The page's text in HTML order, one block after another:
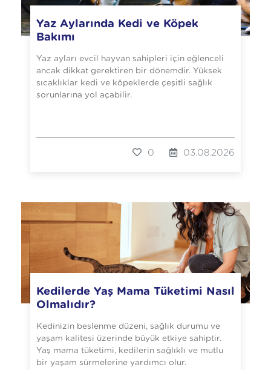
Yaz Aylarında Kedi ve Köpek
Bakımı
Yaz ayları evcil hayvan sahipleri için eğlenceli
ancak dikkat gerektiren bir dönemdir. Yüksek
sıcaklıklar kedi ve köpeklerde çeşitli sağlık
sorunlarına yol açabilir.
0 03.08.2026
Kedilerde Yaş Mama Tüketimi Nasıl
Olmalıdır?
Kedinizin beslenme düzeni, sağlık durumu ve
yaşam kalitesi üzerinde büyük etkiye sahiptir.
Yaş mama tüketimi, kedilerin sağlıklı ve mutlu
bir yaşam sürmelerine yardımcı olur.